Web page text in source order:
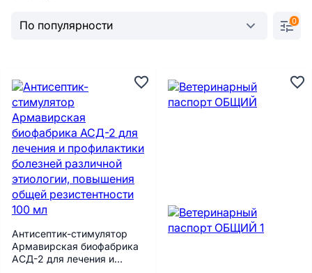
0
Антисептик-стимулятор
Армавирская биофабрика
АСД-2 для лечения и